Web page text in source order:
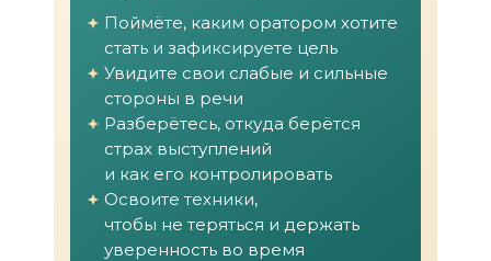
Поймёте, каким оратором хотите
стать и зафиксируете цель
Увидите свои слабые и сильные
стороны в речи
Разберётесь, откуда берётся
страх выступлений
и как его контролировать
Освоите техники,
чтобы не теряться и держать
уверенность во время